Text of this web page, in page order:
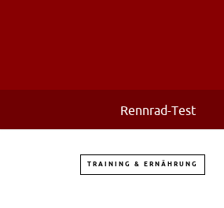
Rennrad-Test
TRAINING & ERNÄHRUNG